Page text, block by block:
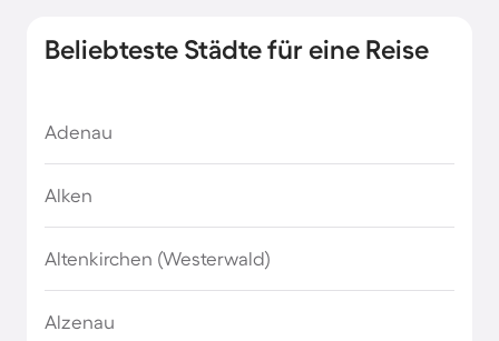
Beliebteste Städte für eine Reise
Adenau
Alken
Altenkirchen (Westerwald)
Alzenau